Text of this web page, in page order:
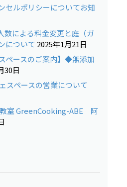
セルポリシーについてお知
数による料金変更と庭（ガ
について 2025年1月21日
ペースのご案内】◆無添加
30日
スペースの営業について
室 GreenCooking-ABE 阿